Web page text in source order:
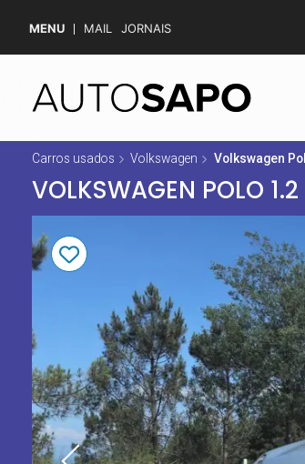
MENU MAIL JORNAIS
Carros usados Volkswagen Volkswagen
VOLKSWAGEN POLO